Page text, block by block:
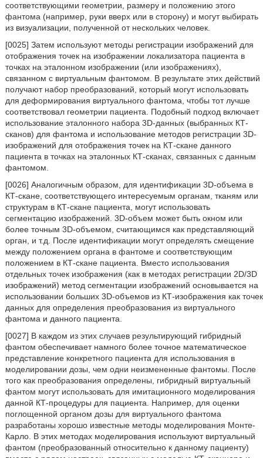
соответствующими геометрии, размеру и положению этого
фантома (например, руки вверх или в сторону) и могут выбирать
из визуализации, полученной от нескольких человек.
[0025] Затем используют методы регистрации изображений для
отображения точек на изображении локализатора пациента в
точках на эталонном изображении (или изображениях),
связанном с виртуальным фантомом. В результате этих действий
получают набор преобразований, который могут использовать
для деформирования виртуального фантома, чтобы тот лучше
соответствовал геометрии пациента. Подобный подход включает
использование эталонного набора 3D-данных (выбранных КТ-
сканов) для фантома и использование методов регистрации 3D-
изображений для отображения точек на КТ-скане данного
пациента в точках на эталонных КТ-сканах, связанных с данным
фантомом.
[0026] Аналогичным образом, для идентификации 3D-объема в
КТ-скане, соответствующего интересуемым органам, тканям или
структурам в КТ-скане пациента, могут использовать
сегментацию изображений. 3D-объем может быть окном или
более точным 3D-объемом, считающимся как представляющий
орган, и т.д. После идентификации могут определять смещение
между положением органа в фантоме и соответствующим
положением в КТ-скане пациента. Вместо использования
отдельных точек изображения (как в методах регистрации 2D/3D
изображений) метод сегментации изображений основывается на
использовании больших 3D-объемов из КТ-изображения как точек
данных для определения преобразования из виртуального
фантома и данного пациента.
[0027] В каждом из этих случаев результирующий гибридный
фантом обеспечивает намного более точное математическое
представление конкретного пациента для использования в
моделировании дозы, чем одни неизмененные фантомы. После
того как преобразования определены, гибридный виртуальный
фантом могут использовать для имитационного моделирования
данной КТ-процедуры для пациента. Например, для оценки
поглощенной органом дозы для виртуального фантома
разработаны хорошо известные методы моделирования Монте-
Карло. В этих методах моделирования используют виртуальный
фантом (преобразованный относительно к данному пациенту)